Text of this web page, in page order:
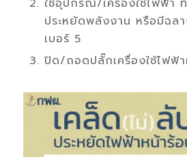
ประหยัดพลังงาน หรือมีฉล
เบอร์ 5
ปิด/ถอดปลั๊กเครื่องใช้ไฟฟ้า